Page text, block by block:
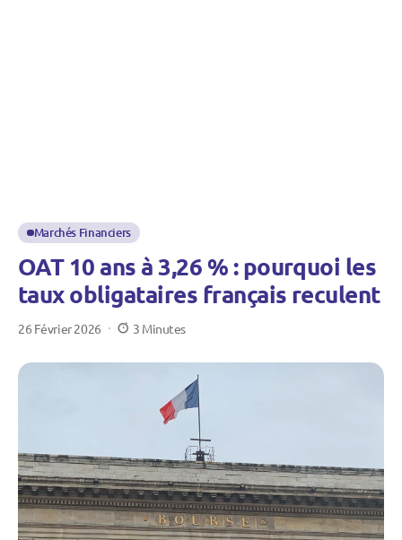
Marchés Financiers
OAT 10 ans à 3,26 % : pourquoi les
taux obligataires français reculent
26 Février 2026 3 Minutes